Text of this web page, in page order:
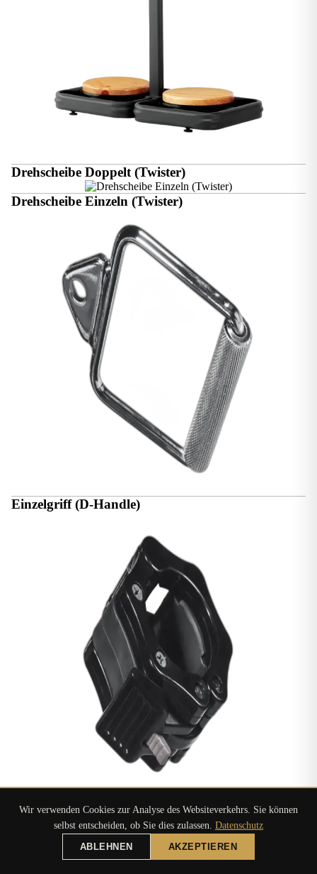
Drehscheibe Doppelt (Twister)
Drehscheibe Einzeln (Twister)
Einzelgriff (D-Handle)
Federverschluss
Wir verwenden Cookies zur Analyse des Websiteverkehrs. Sie können
selbst entscheiden, ob Sie dies zulassen. Datenschutz
ABLEHNEN
AKZEPTIEREN